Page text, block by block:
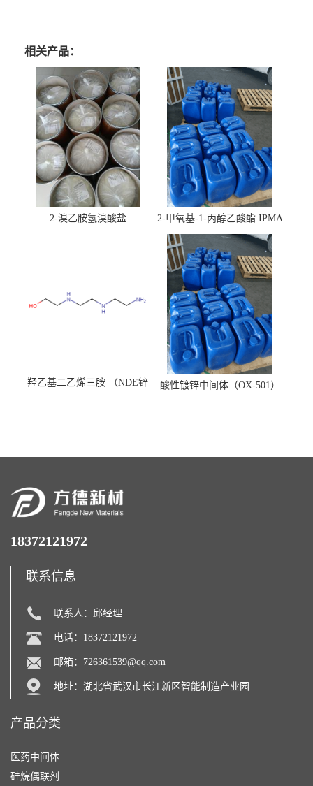
相关产品：
2-溴乙胺氢溴酸盐 2-甲氧基-1-丙醇乙酸酯 IPMA
羟乙基二乙烯三胺 （NDE锌
酸性镀锌中间体（OX-501）
18372121972
联系信息
联系人：邱经理
电话：18372121972
邮箱： 726361539@qq.com
地址：湖北省武汉市长江新区智能制造产业园
产品分类
医药中间体
硅烷偶联剂